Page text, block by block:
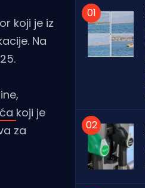
koji je iz
Na
koji je
za